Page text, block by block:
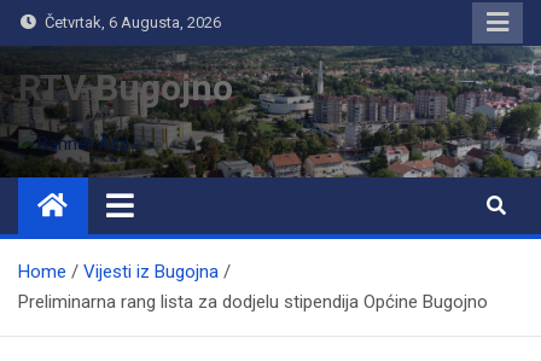
Četvrtak, 6 Augusta, 2026
RTV Bugojno
Home
Vijesti iz Bugojna
Preliminarna rang lista za dodjelu stipendija Općine Bugojno